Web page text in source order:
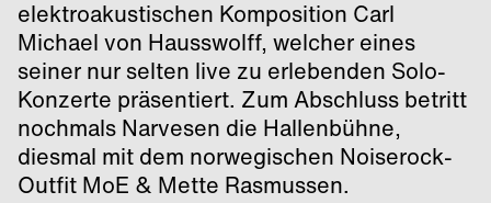
elektroakustischen Komposition Carl
Michael von Hausswolff, welcher eines
seiner nur selten live zu erlebenden Solo-
Konzerte präsentiert. Zum Abschluss betritt
nochmals Narvesen die Hallenbühne,
diesmal mit dem norwegischen Noiserock-
Outfit MoE & Mette Rasmussen.